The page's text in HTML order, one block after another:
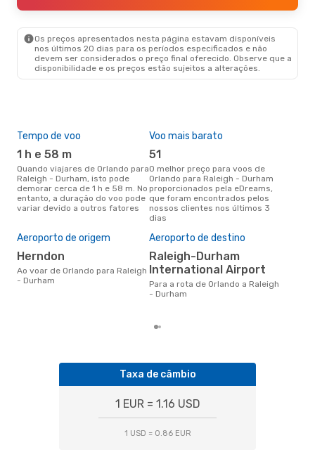
Os preços apresentados nesta página estavam disponíveis
nos últimos 20 dias para os períodos especificados e não
devem ser considerados o preço final oferecido. Observe que a
disponibilidade e os preços estão sujeitos a alterações.
Tempo de voo
1 h e 58 m
Quando viajares de Orlando para
Raleigh - Durham, isto pode
demorar cerca de 1 h e 58 m. No
entanto, a duração do voo pode
variar devido a outros fatores
Voo mais barato
51
O melhor preço para voos de
Orlando para Raleigh - Durham
proporcionados pela eDreams,
que foram encontrados pelos
nossos clientes nos últimos 3
dias
Aeroporto de origem
Herndon
Ao voar de Orlando para Raleigh
- Durham
Aeroporto de destino
Raleigh-Durham
International Airport
Para a rota de Orlando a Raleigh
- Durham
Taxa de câmbio
1 EUR = 1.16 USD
1 USD = 0.86 EUR